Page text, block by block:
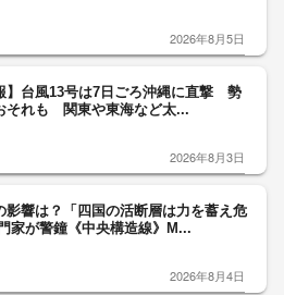
2026年8月5日
】台風13号は7日ごろ沖縄に直撃 勢
それも 関東や東海など太...
2026年8月3日
影響は？「四国の活断層は力を蓄え危
家が警鐘《中央構造線》M...
2026年8月4日